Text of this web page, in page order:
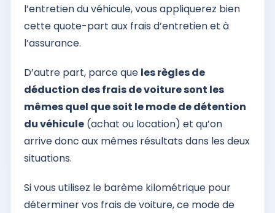
l’entretien du véhicule, vous appliquerez bien
cette quote-part aux frais d’entretien et à
l’assurance.
D’autre part, parce que les règles de
déduction des frais de voiture sont les
mêmes quel que soit le mode de détention
du véhicule (achat ou location) et qu’on
arrive donc aux mêmes résultats dans les deux
situations.
Si vous utilisez le barème kilométrique pour
déterminer vos frais de voiture, ce mode de